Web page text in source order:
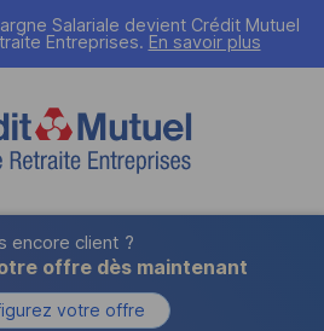
Salariale devient Crédit Mutuel
Entreprises. En savoir plus
encore client ?
offre dès maintenant
votre offre